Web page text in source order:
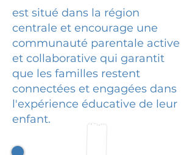
est situé dans la région
centrale et encourage une
communauté parentale active
et collaborative qui garantit
que les familles restent
connectées et engagées dans
l'expérience éducative de leur
enfant.